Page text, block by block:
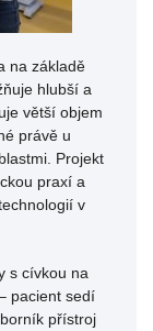
na základě
hlubší a
větší objem
právě u
Projekt
praxí a
v
s cívkou na
pacient sedí
přístroj